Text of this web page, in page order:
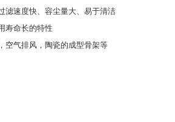
滤速度快、容尘量大、易于清洁
寿命长的特性
空气排风，陶瓷的成型骨架等